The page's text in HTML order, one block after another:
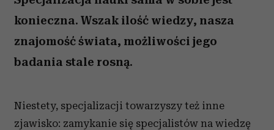
konieczna. Wszak ilość wiedzy, nasza
znajomość świata, możliwości jego
badania stale rosną.
Niestety, specjalizacji towarzyszy też inne
zjawisko: zamykanie się specjalistów na wiedzę